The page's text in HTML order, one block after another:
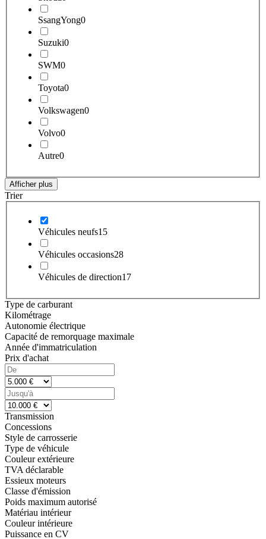
SsangYong0
Suzuki0
SWM0
Toyota0
Volkswagen0
Volvo0
Autre0
Afficher plus
Trier
Véhicules neufs15
Véhicules occasions28
Véhicules de direction17
Type de carburant
Kilométrage
Autonomie électrique
Capacité de remorquage maximale
Année d'immatriculation
Prix d'achat
Transmission
Concessions
Style de carrosserie
Type de véhicule
Couleur extérieure
TVA déclarable
Essieux moteurs
Classe d'émission
Poids maximum autorisé
Matériau intérieur
Couleur intérieure
Puissance en CV